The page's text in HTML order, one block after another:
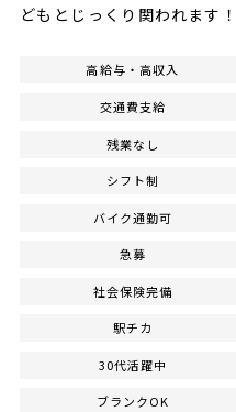
どもとじっくり関われます！
高給与・高収入
交通費支給
残業なし
シフト制
バイク通勤可
急募
社会保険完備
駅チカ
30代活躍中
ブランクOK